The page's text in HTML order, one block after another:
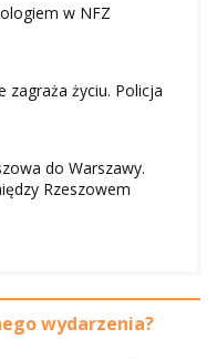
w NFZ
zagraża życiu. Policja
do Warszawy.
Rzeszowem
wydarzenia?